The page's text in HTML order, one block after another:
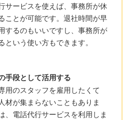
サービスを使えば、事務所が休
ことが可能です。退社時間が早
するのもいいですし、事務所が
いう使い方もできます。
手段として活用する
用のスタッフを雇用したくて
材が集まらないこともありま
、電話代行サービスを利用しま